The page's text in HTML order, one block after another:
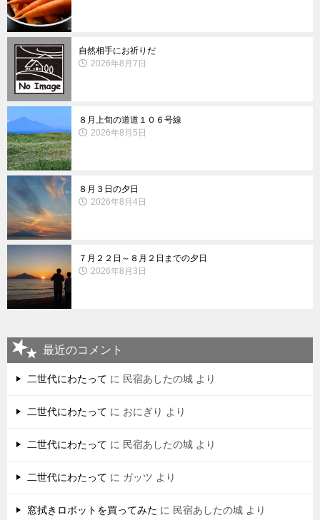
自然相手にお祈りだ
2026年8月7日
８月上旬の道道１０６号線
2026年8月5日
８月３日の夕日
2026年8月4日
７月２２日～８月２日までの夕日
2026年8月3日
最近のコメント
二世代にわたって に 民宿あしたの城 より
二世代にわたって に おにぎり より
二世代にわたって に 民宿あしたの城 より
二世代にわたって に ガッツ より
窓拭きロボットを買ってみた に 民宿あしたの城 より